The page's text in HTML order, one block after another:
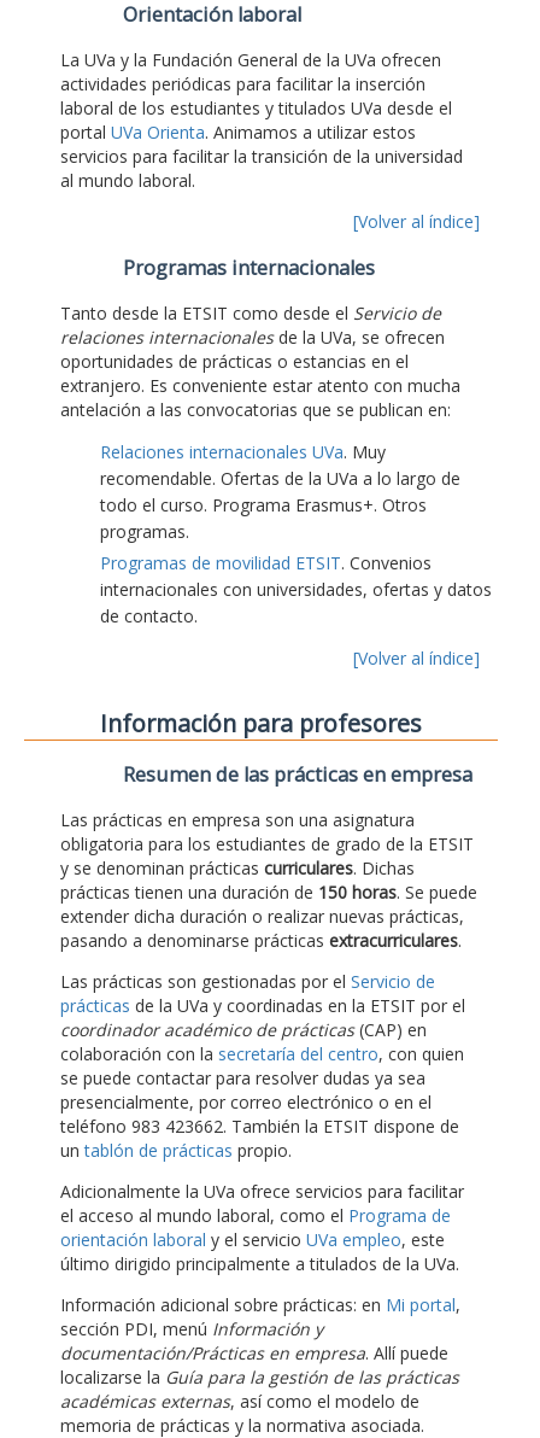
Orientación laboral
La UVa y la Fundación General de la UVa ofrecen
actividades periódicas para facilitar la inserción
laboral de los estudiantes y titulados UVa desde el
portal UVa Orienta. Animamos a utilizar estos
servicios para facilitar la transición de la universidad
al mundo laboral.
[Volver al índice]
Programas internacionales
Tanto desde la ETSIT como desde el Servicio de
relaciones internacionalesde la UVa, se ofrecen
oportunidades de prácticas o estancias en el
extranjero. Es conveniente estar atento con mucha
antelación a las convocatorias que se publican en:
Relaciones internacionales UVa. Muy
recomendable. Ofertas de la UVa a lo largo de
todo el curso. Programa Erasmus+. Otros
programas.
Programas de movilidad ETSIT. Convenios
internacionales con universidades, ofertas y datos
de contacto.
[Volver al índice]
Información para profesores
Resumen de las prácticas en empresa
Las prácticas en empresa son una asignatura
obligatoria para los estudiantes de grado de la ETSIT
y se denominan prácticas curriculares. Dichas
prácticas tienen una duración de 150 horas. Se puede
extender dicha duración o realizar nuevas prácticas,
pasando a denominarse prácticas extracurriculares.
Las prácticas son gestionadas por el Servicio de
prácticas de la UVa y coordinadas en la ETSIT por el
coordinador académico de prácticas(CAP) en
colaboración con la secretaría del centro, con quien
se puede contactar para resolver dudas ya sea
presencialmente, por correo electrónico o en el
teléfono 983 423662. También la ETSIT dispone de
untablón de prácticas propio.
Adicionalmente la UVa ofrece servicios para facilitar
el acceso al mundo laboral, como el Programa de
orientación laboral y el servicio UVa empleo, este
último dirigido principalmente a titulados de la UVa.
Información adicional sobre prácticas: en Mi portal,
sección PDI, menú Información y
documentación/Prácticas en empresa. Allí puede
localizarse la Guía para la gestión de las prácticas
académicas externas, así como el modelo de
memoria de prácticas y la normativa asociada.